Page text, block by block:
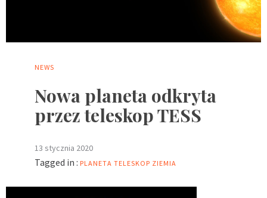
NEWS
Nowa planeta odkryta
przez teleskop TESS
13 stycznia 2020
Tagged in : PLANETA TELESKOP ZIEMIA